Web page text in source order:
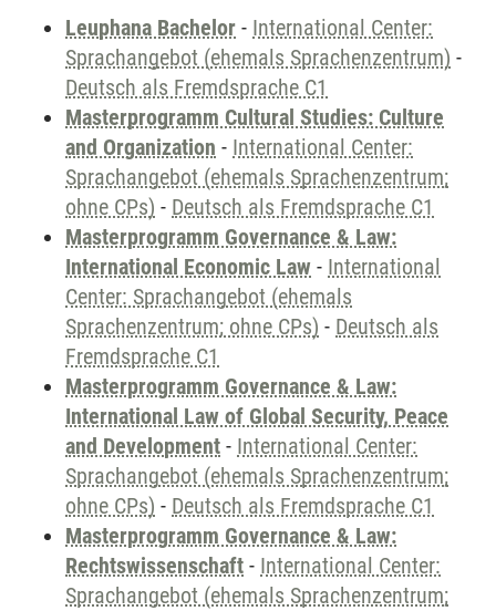
Leuphana Bachelor - International Center:
Sprachangebot (ehemals Sprachenzentrum) -
Deutsch als Fremdsprache C1
Masterprogramm Cultural Studies: Culture
and Organization - International Center:
Sprachangebot (ehemals Sprachenzentrum;
ohne CPs) - Deutsch als Fremdsprache C1
Masterprogramm Governance & Law:
International Economic Law - International
Center: Sprachangebot (ehemals
Sprachenzentrum; ohne CPs) - Deutsch als
Fremdsprache C1
Masterprogramm Governance & Law:
International Law of Global Security, Peace
and Development - International Center:
Sprachangebot (ehemals Sprachenzentrum;
ohne CPs) - Deutsch als Fremdsprache C1
Masterprogramm Governance & Law:
Rechtswissenschaft - International Center:
Sprachangebot (ehemals Sprachenzentrum;